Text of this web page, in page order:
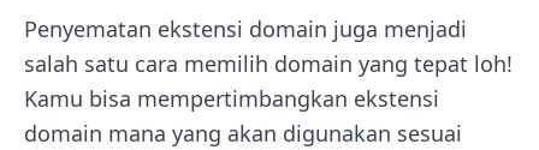
Penyematan ekstensi domain juga menjadi
salah satu cara memilih domain yang tepat loh!
Kamu bisa mempertimbangkan ekstensi
domain mana yang akan digunakan sesuai